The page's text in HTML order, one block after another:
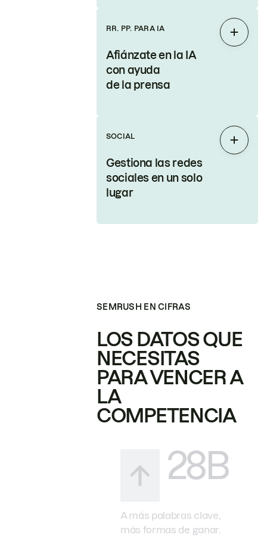
RR. PP. PARA IA
Afiánzate en la IA
con ayuda
de la prensa
SOCIAL
Gestiona las redes
sociales en un solo
lugar
SEMRUSH EN CIFRAS
LOS DATOS QUE
NECESITAS
PARA VENCER A
LA
COMPETENCIA
28B
A más palabras clave,
más formas de ganar.